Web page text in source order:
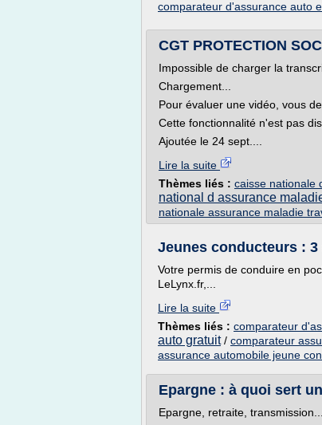
comparateur d'assurance auto
CGT PROTECTION
Impossible de charger la
Chargement...
Pour évaluer une vidéo, vous
Cette fonctionnalité n'est pas
Ajoutée le 24 sept....
Lire la suite
Thèmes liés : caisse nationale
national d assurance
nationale assurance maladie
Jeunes conducteurs :
Votre permis de conduire en
LeLynx.fr,...
Lire la suite
Thèmes liés : comparateur
auto gratuit/ comparateur
assurance automobile jeune
Epargne : à quoi sert
Epargne, retraite,